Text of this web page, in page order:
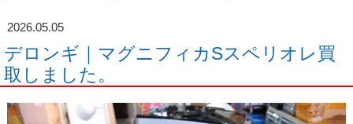
2026.05.05
デロンギ｜マグニフィカSスペリオレ買
取しました。